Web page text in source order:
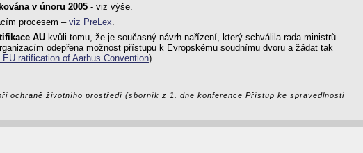
v únoru 2005 - viz výše.
procesem – viz PreLex.
AU kvůli tomu, že je současný návrh nařízení, který schválila rada ministrů
odepřena možnost přístupu k Evropskému soudnímu dvoru a žádat tak
ratification of Aarhus Convention)
ochraně životního prostředí (sborník z 1. dne konference Přístup ke spravedlnosti